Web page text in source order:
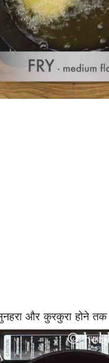
और कुरकुरा होने